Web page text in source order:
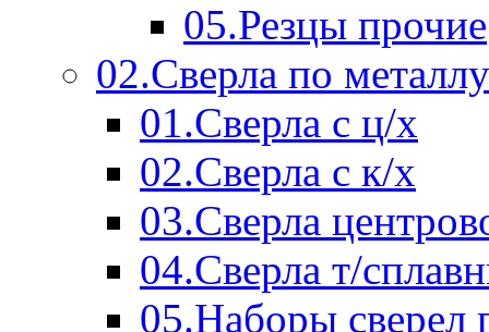
05.Резцы прочие
02.Сверла по металлу
01.Сверла с ц/х
02.Сверла с к/х
03.Сверла
04.Сверла т/
05.Наборы сверел